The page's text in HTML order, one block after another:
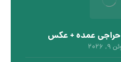
عمده + عکس
۲۰۲۶